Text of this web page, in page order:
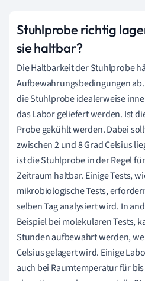
Stuhlprobe richtig
sie haltbar?
Die Haltbarkeit der Stuhlprobe
Aufbewahrungsbedingungen
die Stuhlprobe idealerweise
das Labor geliefert werden. Ist
Probe gekühlt werden. Dabei
zwischen 2 und 8 Grad Celsius
ist die Stuhlprobe in der Regel
Zeitraum haltbar. Einige Tests,
mikrobiologische Tests,
selben Tag analysiert wird. In
Beispiel bei molekularen Tests,
Stunden aufbewahrt werden,
Celsius gelagert wird. Einige
auch bei Raumtemperatur für